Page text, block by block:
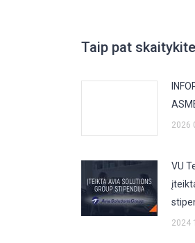
Taip pat skaitykite
2026
VU
2024